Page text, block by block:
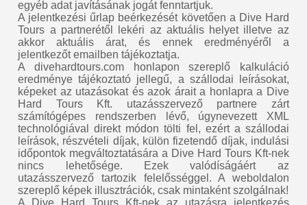
egyéb adat javításának jogát fenntartjuk.
A jelentkezési űrlap beérkezését követően a Dive Hard
Tours a partnerétől lekéri az aktuális helyet illetve az
akkor aktuális árat, és ennek eredményéről a
jelentkezőt emailben tájékoztatja.
A divehardtours.com honlapon szereplő kalkuláció
eredménye tájékoztató jellegű, a szállodai leírásokat,
képeket az utazásokat és azok árait a honlapra a Dive
Hard Tours Kft. utazásszervező partnere zárt
számítógépes rendszerben lévő, úgynevezett XML
technológiával direkt módon tölti fel, ezért a szállodai
leírások, részvételi díjak, külön fizetendő díjak, indulási
időpontok megváltoztatására a Dive Hard Tours Kft-nek
nincs lehetősége. Ezek valódíságáért az
utazásszervező tartozik felelősséggel. A weboldalon
szereplő képek illusztrációk, csak mintaként szolgálnak!
A Dive Hard Tours Kft-nek az utazásra jelentkezés